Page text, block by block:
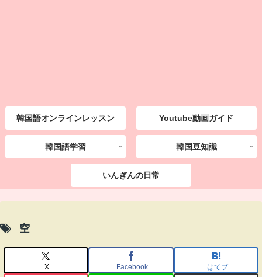
韓国語オンラインレッスン Youtube動画ガイド
韓国語学習 韓国豆知識
いんぎんの日常
空
X Facebook はてブ